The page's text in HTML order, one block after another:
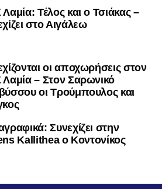
Τέλος και ο Τσιάκας –
στο Αιγάλεω
οι αποχωρήσεις στον
– Στον Σαρωνικό
οι Τρούμπουλος και
Συνεχίζει στην
Kallithea ο Κοντονίκος